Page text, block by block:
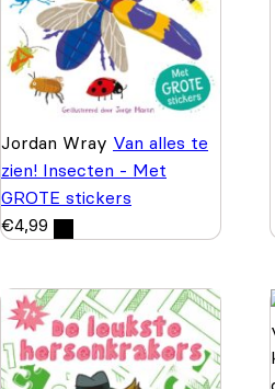
Jordan Wray Van alles te
zien! Insecten - Met
GROTE stickers
€4,99